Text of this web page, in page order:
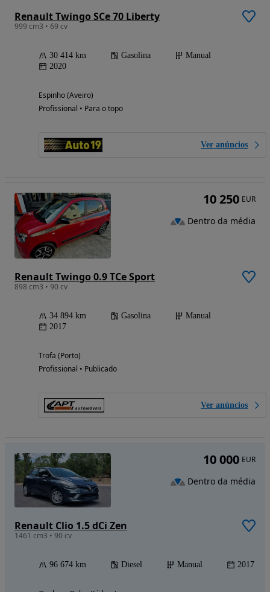
Renault Twingo SCe 70 Liberty
999 cm3 • 69 cv
30 414 km Gasolina
Manual
2020
Espinho (Aveiro)
Profissional • Para o topo
Ver anúncios
Renault Twingo 0.9 TCe Sport
898 cm3 • 90 cv
34 894 km Gasolina
Manual
2017
Trofa (Porto)
Profissional • Publicado
Ver anúncios
10 250 EUR
Dentro da média
Renault Clio 1.5 dCi Zen
1461 cm3 • 90 cv
96 674 km Diesel Manual 2017
10 000 EUR
Dentro da média